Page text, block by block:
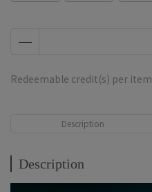
Redeemable credit(s) per item
Description
Description